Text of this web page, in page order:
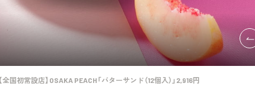
【全国初常設店】OSAKA PEACH「バターサンド（12個入）」2,916円